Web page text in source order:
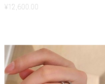
¥12,600.00